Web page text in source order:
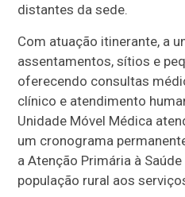
distantes da sede.
Com atuação itinerante, a
assentamentos, sítios e
oferecendo consultas
clínico e atendimento
Unidade Móvel Médica
um cronograma
a Atenção Primária à
população rural aos